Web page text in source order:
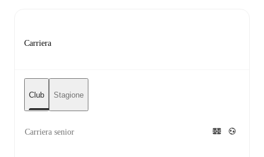
Carriera
Club Stagione
Carriera senior